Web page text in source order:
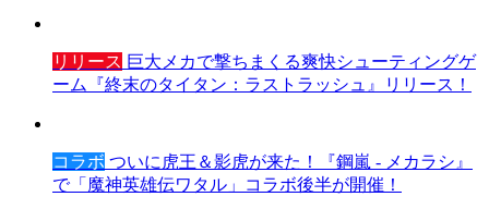
リリース 巨大メカで撃ちまくる爽快シューティングゲ
ーム『終末のタイタン：ラストラッシュ』リリース！
コラボ ついに虎王＆影虎が来た！『鋼嵐 - メカラシ』
で「魔神英雄伝ワタル」コラボ後半が開催！